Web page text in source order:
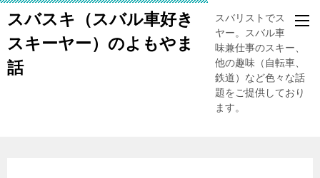
スバスキ（スバル車好き
スキーヤー）のよもやま
話
スバリストでスキー
ヤー。スバル車、趣
味兼仕事のスキー、
他の趣味（自転車、
鉄道）など色々な話
題をご提供しており
ます。